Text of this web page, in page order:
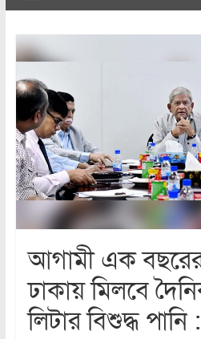
আগামী এক
ঢাকায় মিলবে
লিটার বিশুদ্ধ